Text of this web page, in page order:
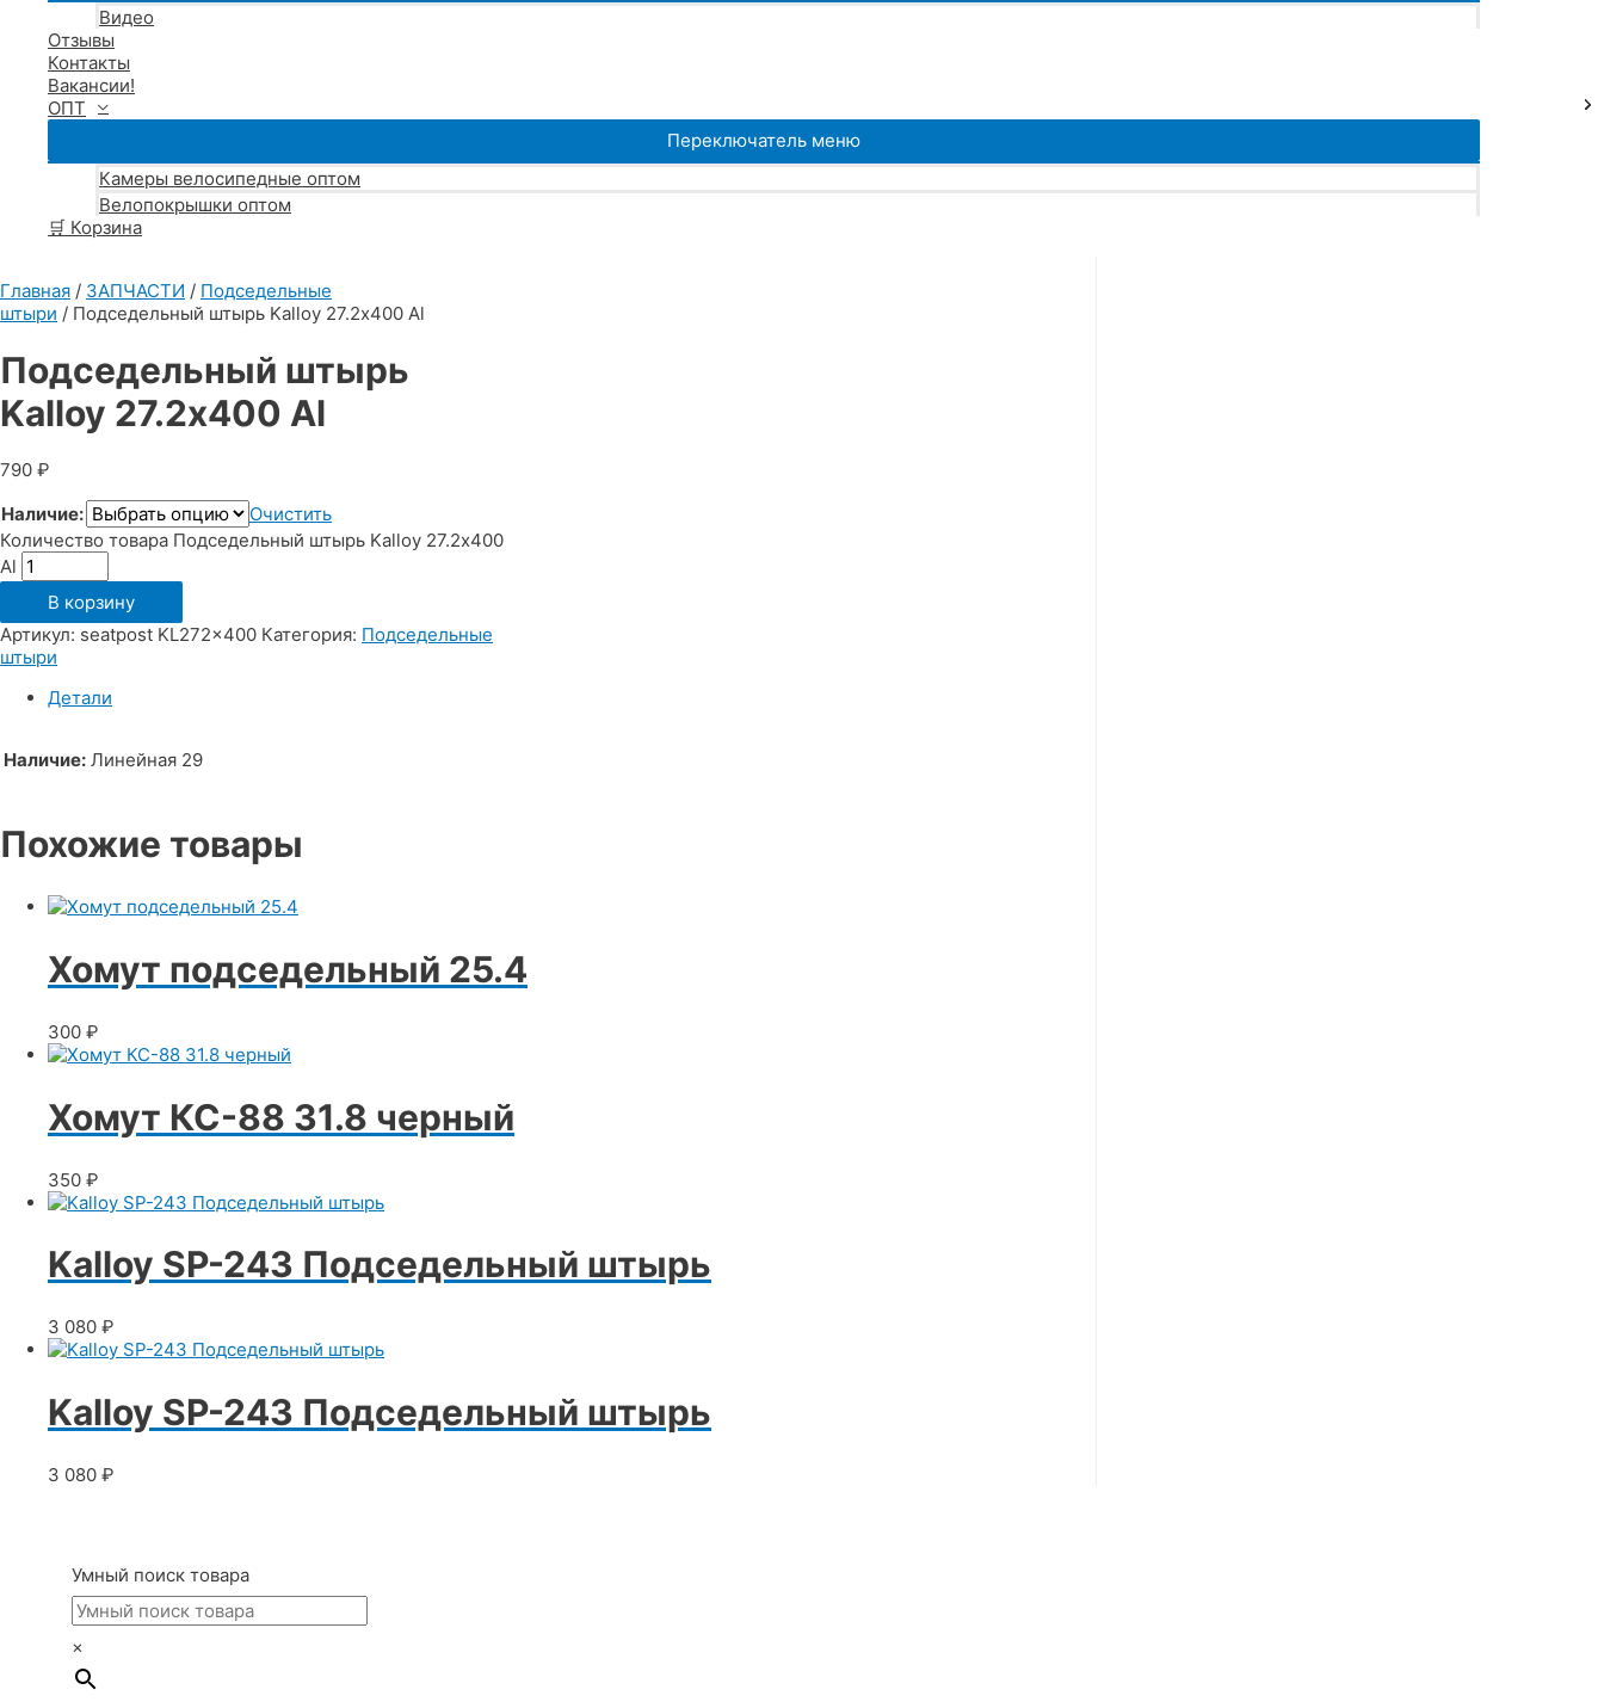
Видео
Отзывы
Контакты
Вакансии!
ОПТ
Переключатель меню
Камеры велосипедные оптом
Велопокрышки оптом
🛒 Корзина
Главная / ЗАПЧАСТИ / Подседельные
штыри / Подседельный штырь Kalloy 27.2х400 Al
Подседельный штырь
Kalloy 27.2х400 Al
790 ₽
Наличие:
Очистить
Количество товара Подседельный штырь Kalloy 27.2х400
Al
В корзину
Артикул: seatpost KL272x400 Категория: Подседельные
штыри
Детали
Наличие: Линейная 29
Похожие товары
Хомут подседельный 25.4
300 ₽
Хомут КС-88 31.8 черный
350 ₽
Kalloy SP-243 Подседельный штырь
3 080 ₽
Kalloy SP-243 Подседельный штырь
3 080 ₽
Умный поиск товара
×